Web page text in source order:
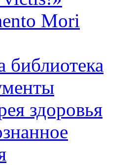
Mori
библиотека
здоровья